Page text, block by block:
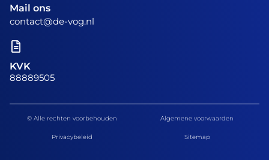
Mail ons
contact@de-vog.nl
KVK
88889505
© Alle rechten voorbehouden Algemene voorwaarden
Privacybeleid Sitemap